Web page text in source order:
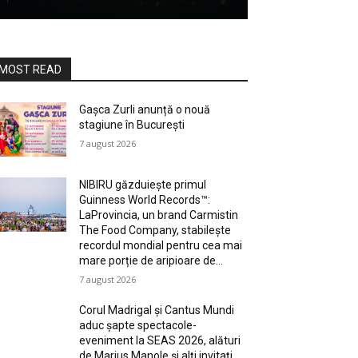
READ
Gașca Zurli anunță o nouă
stagiune în București
7 august 2026
NIBIRU găzduiește primul
Guinness World Records™️:
LaProvincia, un brand Carmistin
The Food Company, stabilește
recordul mondial pentru cea mai
mare porție de aripioare de...
7 august 2026
Corul Madrigal și Cantus Mundi
aduc șapte spectacole-
eveniment la SEAS 2026, alături